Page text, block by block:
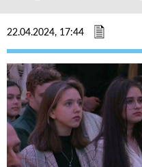
22.04.2024, 17:44